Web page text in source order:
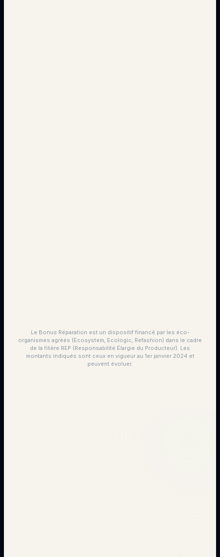
Le Bonus Réparation est un dispositif financé par les éco-
organismes agréés (Ecosystem, Ecologic, Refashion) dans le cadre
de la filière REP (Responsabilité Élargie du Producteur). Les
montants indiqués sont ceux en vigueur au 1er janvier 2024 et
peuvent évoluer.